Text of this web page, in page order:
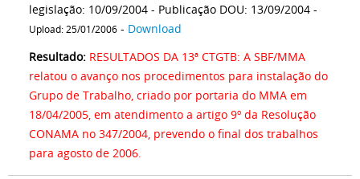
legislação: 10/09/2004 - Publicação DOU: 13/09/2004 -
Upload: 25/01/2006 - Download
Resultado: RESULTADOS DA 13ª CTGTB: A SBF/MMA
relatou o avanço nos procedimentos para instalação do
Grupo de Trabalho, criado por portaria do MMA em
18/04/2005, em atendimento a artigo 9º da Resolução
CONAMA no 347/2004, prevendo o final dos trabalhos
para agosto de 2006.